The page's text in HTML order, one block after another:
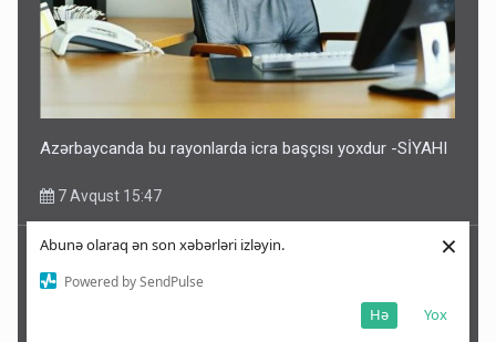
Abunə olaraq ən son xəbərləri izləyin.
Powered by SendPulse
Yox
Hə
×
Azərbaycanda bu rayonlarda icra başçısı yoxdur -SİYAHI
7 Avqust 15:47